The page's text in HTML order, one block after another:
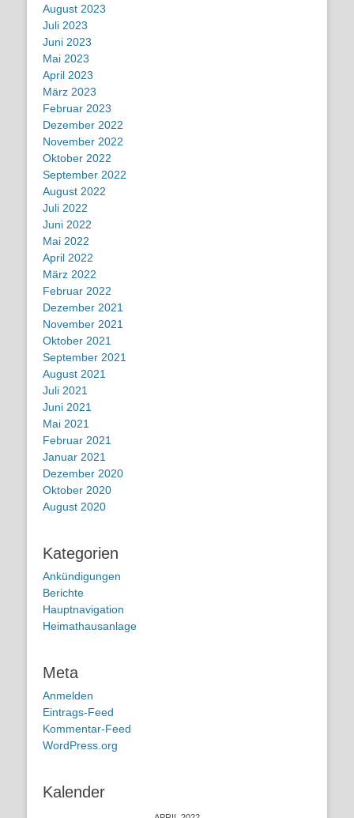
August 2023
Juli 2023
Juni 2023
Mai 2023
April 2023
März 2023
Februar 2023
Dezember 2022
November 2022
Oktober 2022
September 2022
August 2022
Juli 2022
Juni 2022
Mai 2022
April 2022
März 2022
Februar 2022
Dezember 2021
November 2021
Oktober 2021
September 2021
August 2021
Juli 2021
Juni 2021
Mai 2021
Februar 2021
Januar 2021
Dezember 2020
Oktober 2020
August 2020
Kategorien
Ankündigungen
Berichte
Hauptnavigation
Heimathausanlage
Meta
Anmelden
Eintrags-Feed
Kommentar-Feed
WordPress.org
Kalender